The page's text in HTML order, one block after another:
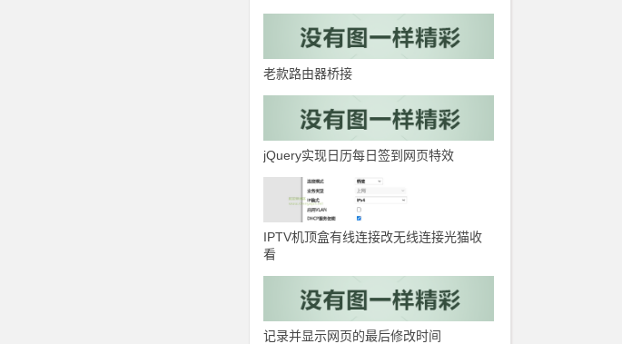
老款路由器桥接
jQuery实现日历每日签到网页特效
IPTV机顶盒有线连接改无线连接光猫收
看
记录并显示网页的最后修改时间